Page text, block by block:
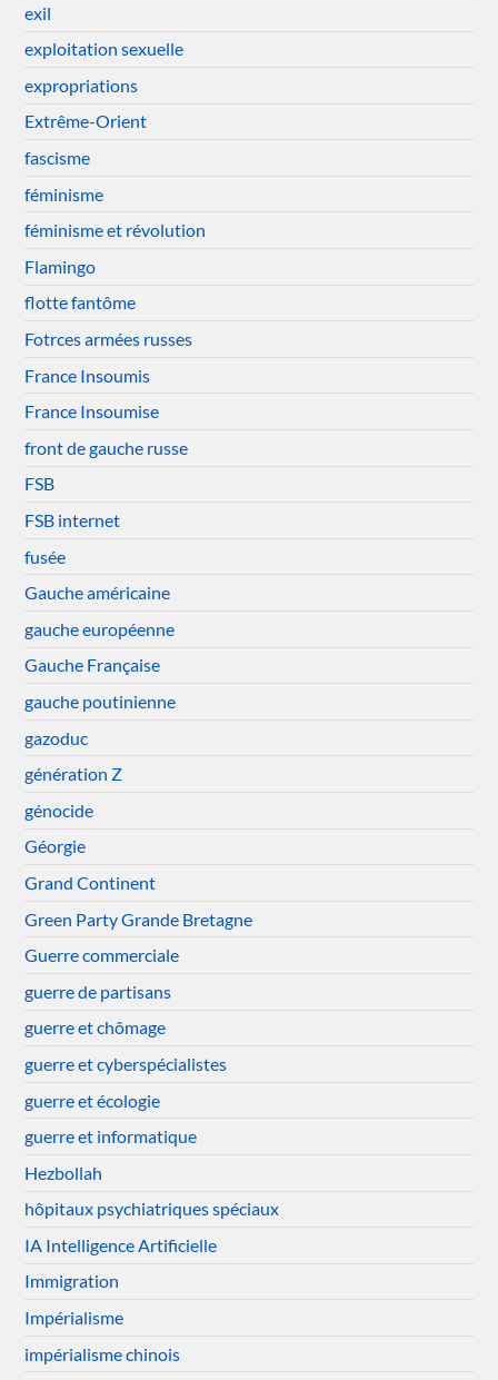
exil
exploitation sexuelle
expropriations
Extrême-Orient
fascisme
féminisme
féminisme et révolution
Flamingo
flotte fantôme
Fotrces armées russes
France Insoumis
France Insoumise
front de gauche russe
FSB
FSB internet
fusée
Gauche américaine
gauche européenne
Gauche Française
gauche poutinienne
gazoduc
génération Z
génocide
Géorgie
Grand Continent
Green Party Grande Bretagne
Guerre commerciale
guerre de partisans
guerre et chômage
guerre et cyberspécialistes
guerre et écologie
guerre et informatique
Hezbollah
hôpitaux psychiatriques spéciaux
IA Intelligence Artificielle
Immigration
Impérialisme
impérialisme chinois